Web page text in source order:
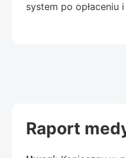
system po opłaceniu
Raport